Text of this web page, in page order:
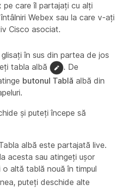
pe care îl partajați cu alți
Webex sau la care v-ați
Cisco asociat.
în sus din partea de jos
tabla albă
. De
butonul Tablă albă din
și puteți începe să
albă este partajată live.
acesta sau atingeți ușor
o altă tablă nouă în timpul
puteți deschide alte